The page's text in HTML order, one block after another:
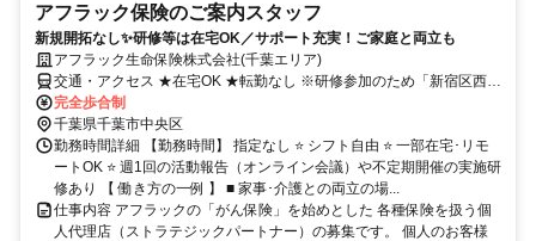
アフラック保険のご案内スタッフ
新規開拓なし✨研修等は在宅OK／サポート充実！ご家庭と両立も
アフラック生命保険株式会社(千葉エリア)
交通・アクセス ★在宅OK ★転勤なし ※研修参加のため「新宿区西新
宿」への出社あり
完全歩合制
千葉県千葉市中央区
勤務時間詳細 【勤務時間】 指定なし ⭐ シフト自由 ⭐ 一部在宅･リモ
ートOK ⭐ 週1回の活動報告（オンライン会議）や不定期開催の実施研
修あり 【 働き方の一例 】 ■ 家事･介護との両立の場...
仕事内容 アフラックの「がん保険」を始めとした 各種保険を扱う個
人代理店（ストラテジックパートナー）の募集です。 個人のお客様